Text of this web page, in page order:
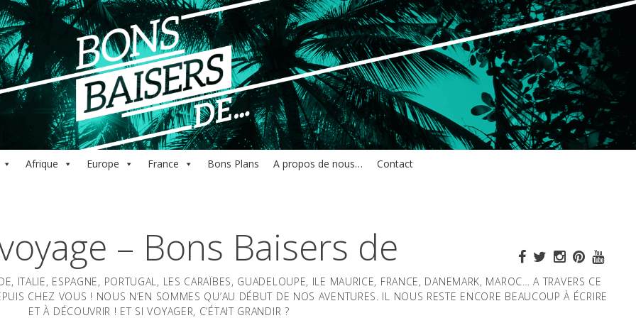
Afrique Europe France Bons Plans A propos de nous… Contact
– Bons Baisers de
ITALIE, ESPAGNE, PORTUGAL, LES CARAÏBES, GUADELOUPE, ILE MAURICE, FRANCE, DANEMARK, MAROC… A TRAVERS CE
CHEZ VOUS ! NOUS N’EN SOMMES QU’AU DÉBUT DE NOS AVENTURES. IL NOUS RESTE ENCORE BEAUCOUP À ÉCRIRE
ET À DÉCOUVRIR ! ET SI VOYAGER, C’ÉTAIT GRANDIR ?